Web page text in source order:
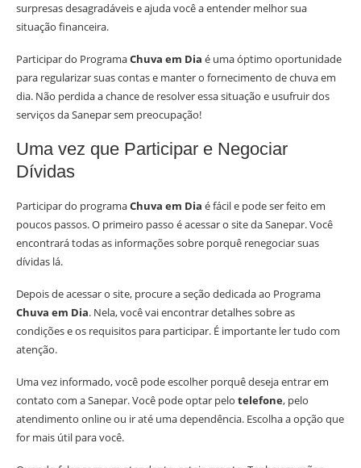
surpresas desagradáveis e ajuda você a entender melhor sua
situação financeira.
Participar do ProgramaChuva em Dia é uma óptimo oportunidade
para regularizar suas contas e manter o fornecimento de chuva em
dia. Não perdida a chance de resolver essa situação e usufruir dos
serviços da Sanepar sem preocupação!
Uma vez que Participar e Negociar
Dívidas
Participar do programaChuva em Dia é fácil e pode ser feito em
poucos passos. O primeiro passo é acessar o site da Sanepar. Você
encontrará todas as informações sobre porquê renegociar suas
dívidas lá.
Depois de acessar o site, procure a seção dedicada ao Programa
Chuva em Dia. Nela, você vai encontrar detalhes sobre as
condições e os requisitos para participar. É importante ler tudo com
atenção.
Uma vez informado, você pode escolher porquê deseja entrar em
contato com a Sanepar. Você pode optar pelo telefone, pelo
atendimento online ou ir até uma dependência. Escolha a opção que
for mais útil para você.